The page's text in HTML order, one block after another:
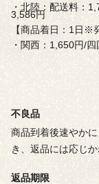
・北陸：配送料：
3,586円
【商品着日：1日※
・関西：1,650円/
不良品
商品到着後速やか
き、返品には応じ
返品期限